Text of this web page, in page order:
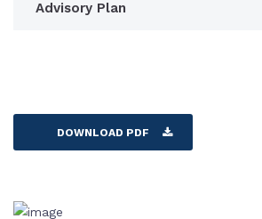
Advisory Plan
DOWNLOAD PDF